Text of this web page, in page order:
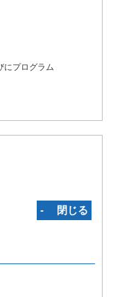
にプログラム
‐ 閉じる